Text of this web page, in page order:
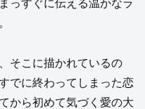
っすぐに伝える温かなラ
そこに描かれているの
でに終わってしまった恋
から初めて気づく愛の大